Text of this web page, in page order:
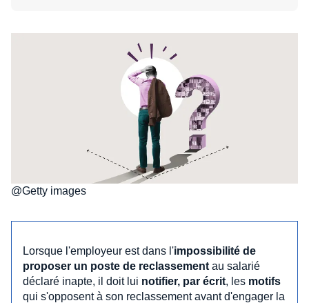
@Getty images
Lorsque l'employeur est dans l'impossibilité de
proposer un poste de reclassement au salarié
déclaré inapte, il doit lui notifier, par écrit, les motifs
qui s'opposent à son reclassement avant d'engager la